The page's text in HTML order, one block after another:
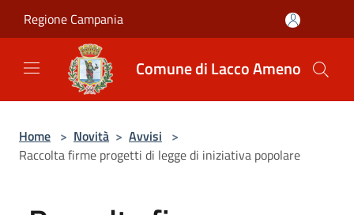
Regione Campania
Comune di Lacco Ameno
Home > Novità > Avvisi >
Raccolta firme progetti di legge di iniziativa popolare